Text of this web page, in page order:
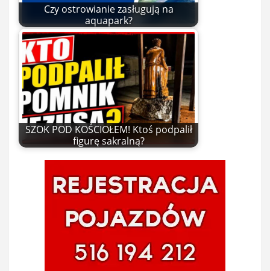
Czy ostrowianie zasługują na
aquapark?
SZOK POD KOŚCIOŁEM! Ktoś podpalił
figurę sakralną?